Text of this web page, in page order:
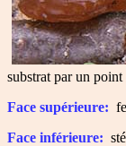
substrat par un
Face supérieure:
Face inférieure: